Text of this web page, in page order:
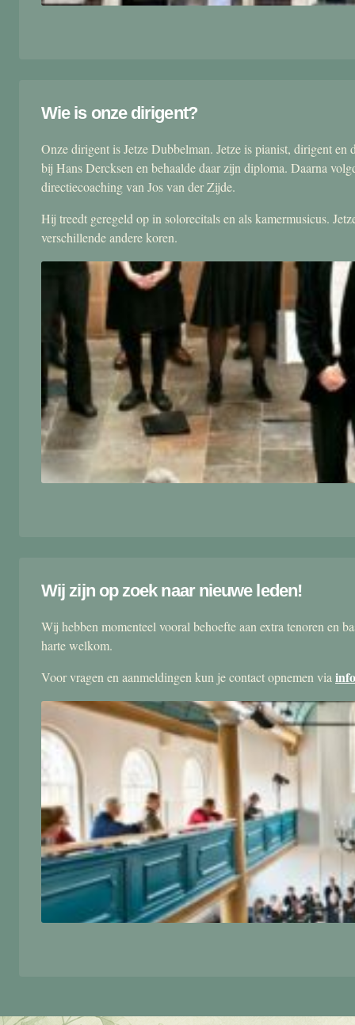
Wie is onze dirigent?
Onze dirigent is Jetze Dubbelman. Jetze is pianist, dirigent
bij Hans Dercksen en behaalde daar zijn diploma. Daarna
directiecoaching van Jos van der Zijde.
Hij treedt geregeld op in solorecitals en als kamermusicus.
verschillende andere koren.
Wij zijn op zoek naar nieuwe leden!
Wij hebben momenteel vooral behoefte aan extra tenoren en
harte welkom.
Voor vragen en aanmeldingen kun je contact opnemen via